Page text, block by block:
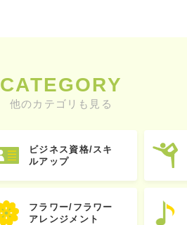
CATEGORY
他のカテゴリも見る
ビジネス資格/スキ
ルアップ
フラワー/フラワー
アレンジメント